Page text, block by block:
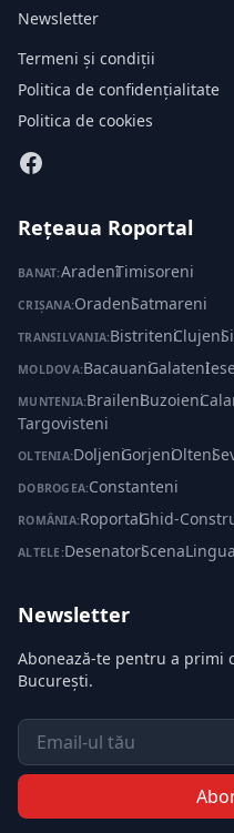
Newsletter
Termeni și condiții
Politica de confidențialitate
Politica de cookies
Rețeaua Roportal
BANAT:Aradeni·Timisoreni
CRIȘANA:Oradeni·Satmareni
TRANSILVANIA:Bistriteni·Clujeni·
MOLDOVA:Bacauani·Galateni·
MUNTENIA:Braileni·Buzoieni·
Targovisteni
OLTENIA:Doljeni·Gorjeni·Olteni·
DOBROGEA:Constanteni
ROMÂNIA:Roportal·Ghid-
ALTELE:Desenatori·ScenaLingua
Newsletter
Abonează-te pentru a primi
București.
Email